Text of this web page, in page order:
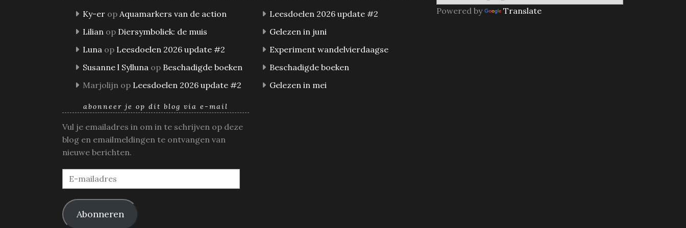
Ky-er op Aquamarkers van de action
Lilian op Diersymboliek: de muis
Luna op Leesdoelen 2026 update #2
Susanne l Sylluna op Beschadigde boeken
Marjolijn op Leesdoelen 2026 update #2
Leesdoelen 2026 update #2
Gelezen in juni
Experiment wandelvierdaagse
Beschadigde boeken
Gelezen in mei
Powered by Translate
abonneer je op dit blog via e-mail
Vul je emailadres in om in te schrijven op deze
blog en emailmeldingen te ontvangen van
nieuwe berichten.
E-
mailadres
Abonneren